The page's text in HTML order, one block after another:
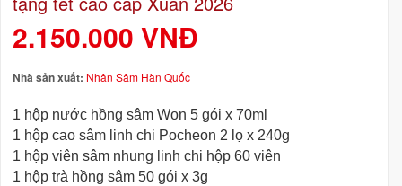
2.150.000 VNĐ
Nhà sản xuất: Nhân Sâm Hàn Quốc
1 hộp nước hồng sâm Won 5 gói x 70ml
1 hộp cao sâm linh chi Pocheon 2 lọ x 240g
1 hộp viên sâm nhung linh chi hộp 60 viên
1 hộp trà hồng sâm 50 gói x 3g